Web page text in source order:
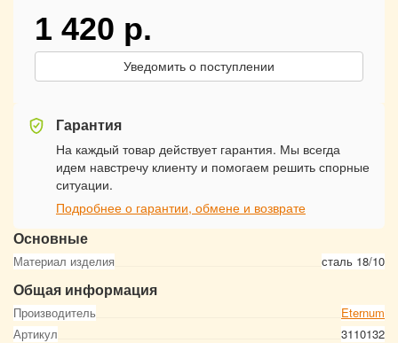
Основные
Материал изделия сталь 18/10
Общая информация
Производитель
Eternum
Артикул
3110132
1 420 р.
Уведомить о поступлении
Гарантия
На каждый товар действует гарантия. Мы всегда
идем навстречу клиенту и помогаем решить спорные
ситуации.
Подробнее о гарантии, обмене и возврате